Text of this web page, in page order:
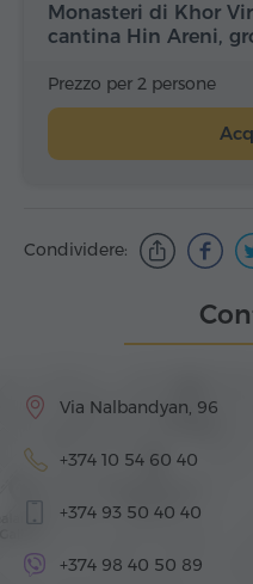
Monasteri di Khor
cantina Hin Areni,
Prezzo per 2 persone
Condividere:
Via Nalbandyan, 96
+374 10 54 60 40
+374 93 50 40 40
+374 98 40 50 89